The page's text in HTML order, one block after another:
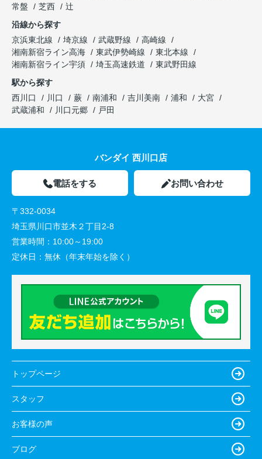
常盤
芝西
辻
沿線から探す
京浜東北線
埼京線 武蔵野線
高崎線
湘南新宿ライン高海
東武伊勢崎線
東北本線
湘南新宿ライン宇須
埼玉高速鉄道
東武野田線
駅から探す
西川口
川口 蕨 南浦和 吉川美南 浦和
大宮
武蔵浦和
川口元郷 戸田
バンダイ 西川口店
電話をする お問い合わせ
〒332-0034
埼玉県川口市並木２丁目2-8
営業時間： 10:00～19:00
定休日： 無休（年末年始を除く）
トップページ
スタッフ
お客様の声
ブログ